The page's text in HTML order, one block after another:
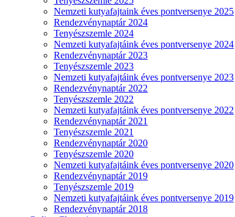
Nemzeti kutyafajtaink éves pontversenye 2025
Rendezvénynaptár 2024
Tenyészszemle 2024
Nemzeti kutyafajtáink éves pontversenye 2024
Rendezvénynaptár 2023
Tenyészszemle 2023
Nemzeti kutyafajtáink éves pontversenye 2023
Rendezvénynaptár 2022
Tenyészszemle 2022
Nemzeti kutyafajtáink éves pontversenye 2022
Rendezvénynaptár 2021
Tenyészszemle 2021
Rendezvénynaptár 2020
Tenyészszemle 2020
Nemzeti kutyafajtáink éves pontversenye 2020
Rendezvénynaptár 2019
Tenyészszemle 2019
Nemzeti kutyafajtáink éves pontversenye 2019
Rendezvénynaptár 2018